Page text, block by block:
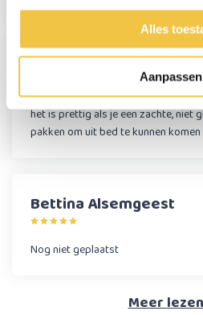
Alles
Aanpassen
Elisabeth Groeneveld
het is prettig als je een zachte, niet
pakken om uit bed te kunnen komen
Bettina Alsemgeest
Nog niet geplaatst
Meerlezen